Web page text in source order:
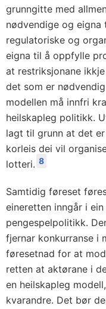
grunngitte med
nødvendige og
regulatoriske og
eigna til å oppfylle
at restriksjonane
det som er
modellen må innfri
heilskapleg politikk.
lagt til grunn at det
korleis dei vil
lotteri. 8
Samtidig føreset
eineretten inngår i
pengespelpolitikk.
fjernar konkurranse i
føresetnad for at
retten at aktørane i
en heilskapleg
kvarandre. Det bør